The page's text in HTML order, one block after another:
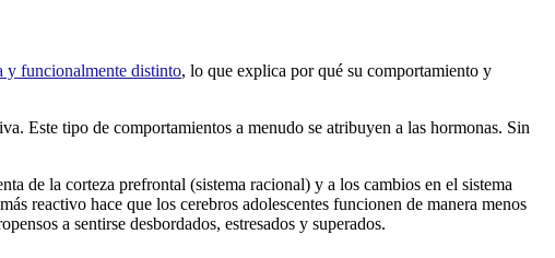
y funcionalmente distinto, lo que explica por qué su comportamiento y
Este tipo de comportamientos a menudo se atribuyen a las hormonas. Sin
de la corteza prefrontal (sistema racional) y a los cambios en el sistema
reactivo hace que los cerebros adolescentes funcionen de manera menos
a sentirse desbordados, estresados y superados.